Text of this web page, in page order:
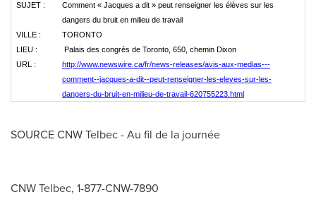
SUJET :
Comment « Jacques a dit » peut renseigner les élèves sur les
dangers du bruit en milieu de travail
VILLE :
TORONTO
LIEU :
Palais des congrès de Toronto, 650, chemin Dixon
URL :
http://www.newswire.ca/fr/news-releases/avis-aux-medias---
comment--jacques-a-dit--peut-renseigner-les-eleves-sur-les-
dangers-du-bruit-en-milieu-de-travail-620755223.html
SOURCE CNW Telbec - Au fil de la journée
CNW Telbec, 1-877-CNW-7890